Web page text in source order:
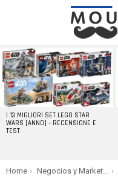
LATEST
STORIES
I 13 MIGLIORI SET LEGO STAR
WARS [ANNO] – RECENSIONE E
TEST
You are here:
Home Negocios y Marketing